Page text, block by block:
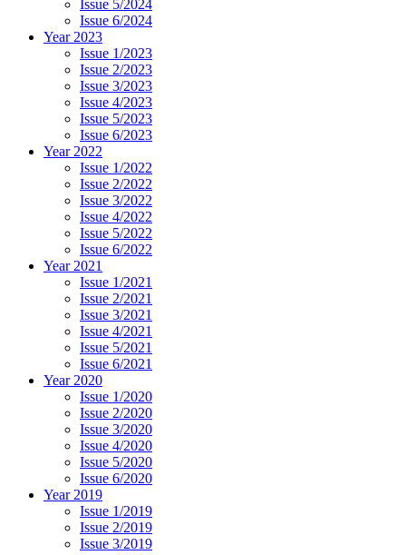
Issue 5/2024
Issue 6/2024
Year 2023
Issue 1/2023
Issue 2/2023
Issue 3/2023
Issue 4/2023
Issue 5/2023
Issue 6/2023
Year 2022
Issue 1/2022
Issue 2/2022
Issue 3/2022
Issue 4/2022
Issue 5/2022
Issue 6/2022
Year 2021
Issue 1/2021
Issue 2/2021
Issue 3/2021
Issue 4/2021
Issue 5/2021
Issue 6/2021
Year 2020
Issue 1/2020
Issue 2/2020
Issue 3/2020
Issue 4/2020
Issue 5/2020
Issue 6/2020
Year 2019
Issue 1/2019
Issue 2/2019
Issue 3/2019